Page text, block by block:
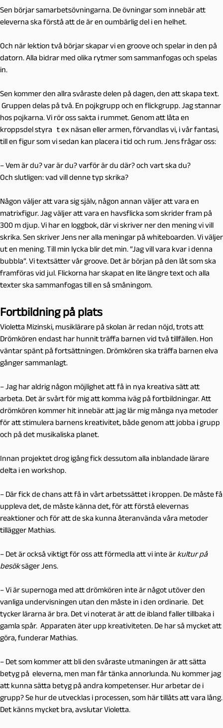
Sen börjar samarbetsövningarna. De övningar som innebär att
eleverna ska förstå att de är en oumbärlig del i en helhet.
Och när lektion två börjar skapar vi en groove och spelar in den på
datorn. Alla bidrar med olika rytmer som sammanfogas och spelas
in.
Sen kommer den allra svåraste delen på dagen, den att skapa text.
Gruppen delas på två. En pojkgrupp och en flickgrupp. Jag stannar
hos pojkarna. Vi rör oss sakta i rummet. Genom att låta en
kroppsdel styra t ex näsan eller armen, förvandlas vi, i vår fantasi,
till en figur som vi sedan kan placera i tid och rum. Jens frågar oss:
– Vem är du? var är du? varför är du där? och vart ska du?
Och slutligen: vad vill denne typ skrika?
Någon väljer att vara sig själv, någon annan väljer att vara en
matrixfigur. Jag väljer att vara en havsflicka som skrider fram på
300 m djup. Vi har en loggbok, där vi skriver ner den mening vi vill
skrika. Sen skriver Jens ner alla meningar på whiteboarden. Vi väljer
ut en mening. Till min lycka blir det min. ”Jag vill vara kvar i denna
bubbla”. Vi textsätter vår groove. Det är början på den låt som ska
framföras vid jul. Flickorna har skapat en lite längre text och alla
texter ska sammanfogas till en så småningom.
Fortbildning på plats
Violetta Mizinski, musiklärare på skolan är redan nöjd, trots att
Drömkören endast har hunnit träffa barnen vid två tillfällen. Hon
väntar spänt på fortsättningen. Drömkören ska träffa barnen elva
gånger sammanlagt.
– Jag har aldrig någon möjlighet att få in nya kreativa sätt att
arbeta. Det är svårt för mig att komma iväg på fortbildningar. Att
drömkören kommer hit innebär att jag lär mig många nya metoder
för att stimulera barnens kreativitet, både genom att jobba i grupp
och på det musikaliska planet.
Innan projektet drog igång fick dessutom alla inblandade lärare
delta i en workshop.
– Där fick de chans att få in vårt arbetssättet i kroppen. De måste få
uppleva det, de måste känna det, för att förstå elevernas
reaktioner och för att de ska kunna återanvända våra metoder
tillägger Mathias.
– Det är också viktigt för oss att förmedla att vi inte är kultur på
besöksäger Jens.
– Vi är supernoga med att drömkören inte är något utöver den
vanliga undervisningen utan den måste in i den ordinarie. Det
tycker lärarna är bra. Det vi noterat är att de ibland faller tillbaka i
gamla spår. Apparaten äter upp kreativiteten. De har så mycket att
göra, funderar Mathias.
– Det som kommer att bli den svåraste utmaningen är att sätta
betyg på eleverna, men man får tänka annorlunda. Nu kommer jag
att kunna sätta betyg på andra kompetenser. Hur arbetar de i
grupp? Se hur de utvecklas i processen, som här tillåts att vara lång.
Det känns mycket bra, avslutar Violetta.